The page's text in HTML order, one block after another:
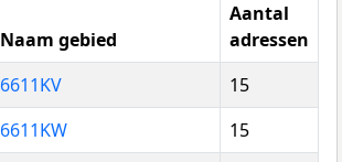
Naam gebied
Aantal
adressen
6611KV
15
6611KW
15